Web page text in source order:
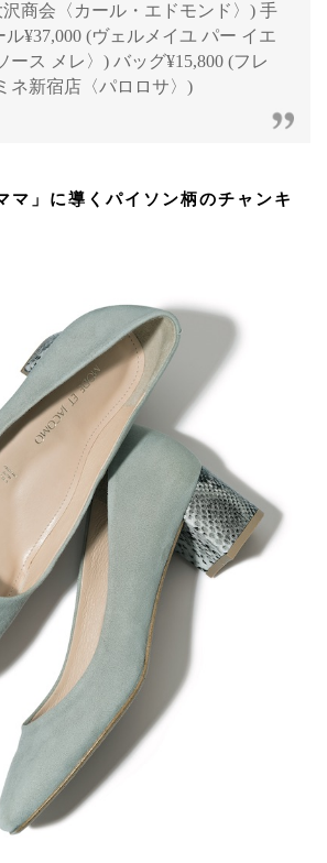
沢商会〈カール・エドモンド〉) 手
¥37,000 (ヴェルメイユ パー イエ
ース メレ〉) バッグ¥15,800 (フレ
ネ新宿店〈パロロサ〉)
マ」に導くパイソン柄のチャンキ